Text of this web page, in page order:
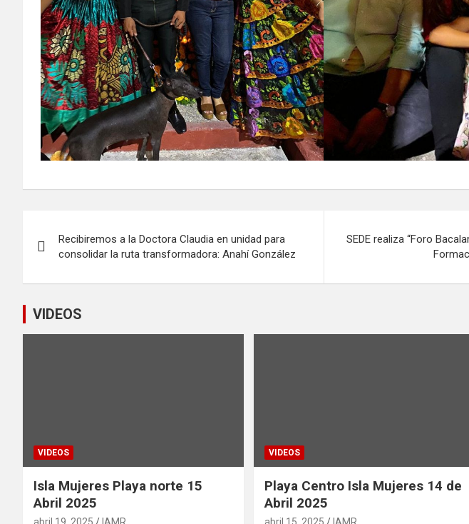
de
entradas
Recibiremos a la Doctora Claudia en unidad para
consolidar la ruta transformadora: Anahí González
SEDE realiza “Foro
VIDEOS
VIDEOS
Isla Mujeres Playa norte 15
Abril 2025
abril 19, 2025 IAMR
VIDEOS
Playa Centro Isla Mujeres 14 de
Abril 2025
abril 15, 2025 IAMR